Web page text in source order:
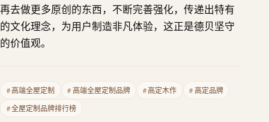
再去做更多原创的东西，不断完善强化，传递出特有
的文化理念，为用户制造非凡体验，这正是德贝坚守
的价值观。
#高端全屋定制 #高端全屋定制品牌 #高定木作 #高定品牌
#全屋定制品牌排行榜